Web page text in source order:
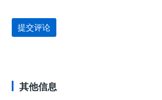
提交评论
其他信息